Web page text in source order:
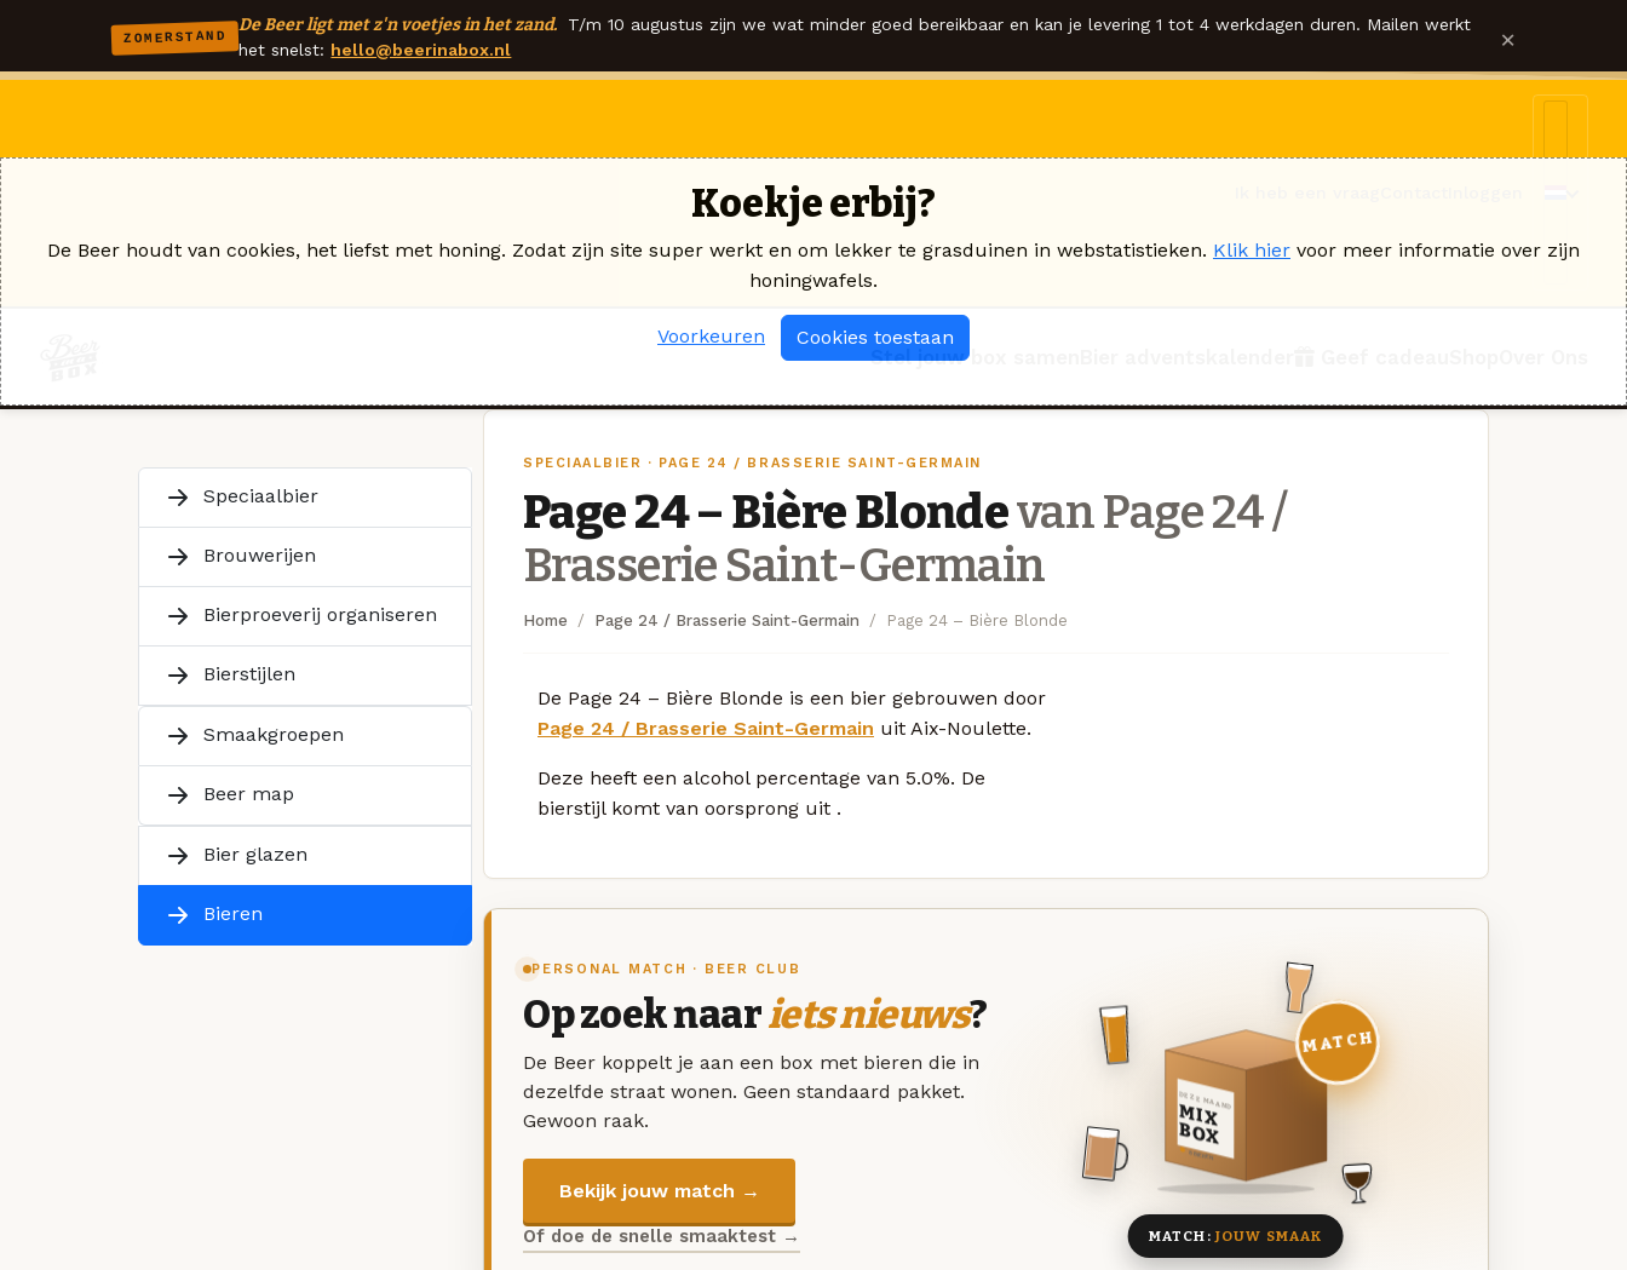
ZOMERSTAND
De Beer ligt met z'n voetjes in het zand.
T/m 10 augustus zijn we wat minder goed bereikbaar en kan je levering 1 tot 4 werkdagen duren. Mailen werkt
het snelst: hello@beerinabox.nl ×
Stel jouw box samen
Speciaalbier
Brouwerijen
Bierproeverij organiseren
Bierstijlen
Smaakgroepen
Beer map
Bier glazen
Bieren
SPECIAALBIER · PAGE 24 / BRASSERIE SAINT-GERMAIN
Page 24 – Bière Blondevan Page 24 /
Brasserie Saint-Germain
Home Page 24 / Brasserie Saint-Germain Page 24 – Bière Blonde
De Page 24 – Bière Blonde is een bier gebrouwen door
Page 24 / Brasserie Saint-Germain uit Aix-Noulette.
Deze heeft een alcohol percentage van 5.0%. De
bierstijl komt van oorsprong uit .
PERSONAL MATCH · BEER CLUB
Op zoek naariets nieuws?
De Beer koppelt je aan een box met bieren die in
dezelfde straat wonen. Geen standaard pakket.
Gewoon raak.
Bekijk jouw match →
Of doe de snelle smaaktest →
DEZE MAAND
MIX
BOX
8 BIEREN
MATCH
MATCH: JOUW SMAAK
Koekje erbij?
De Beer houdt van cookies, het liefst met honing. Zodat zijn site super werkt en om lekker te grasduinen in webstatistieken. Klik hier voor meer informatie over zijn
honingwafels.
Voorkeuren Cookies toestaan